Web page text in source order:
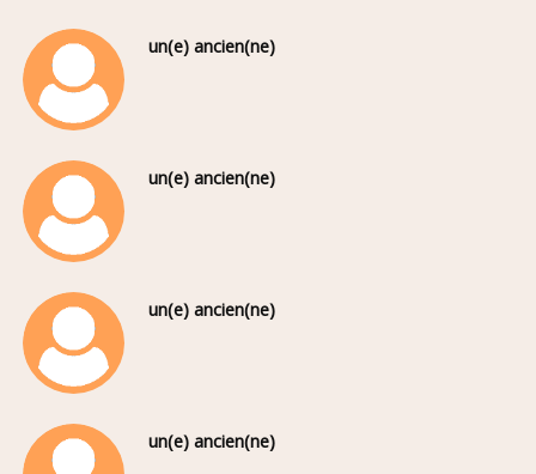
un(e) ancien(ne)
un(e) ancien(ne)
un(e) ancien(ne)
un(e) ancien(ne)